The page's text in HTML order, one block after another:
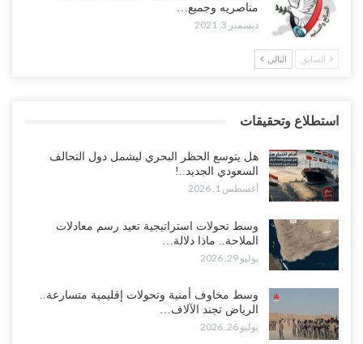
مناصريه وجميع…
ديسمبر 3, 2021
السابق التالي
استطلاع وتحقيقات
هل يتوسع الحظر البحري ليشمل دول التحالف
السعودي الجديد..!
أغسطس 1, 2026
وسط تحولات استراتيجية تعيد رسم معادلات
الملاحة.. ماذا دلالة…
يوليو 29, 2026
وسط مخاوف أمنية وتحولات إقليمية متسارعة..
الرياض تجند الآلاف…
يوليو 26, 2026